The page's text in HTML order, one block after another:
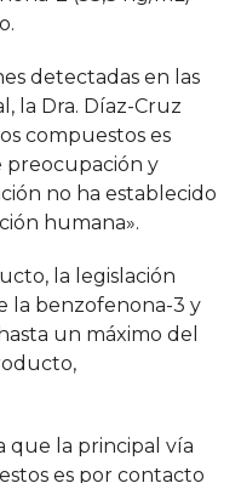
detectadas en las
la Dra. Díaz-Cruz
compuestos es
preocupación y
no ha establecido
humana».
la legislación
la benzofenona-3 y
un máximo del
que la principal vía
es por contacto